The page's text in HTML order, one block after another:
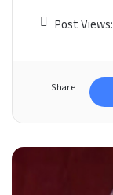
Post Views:
Share